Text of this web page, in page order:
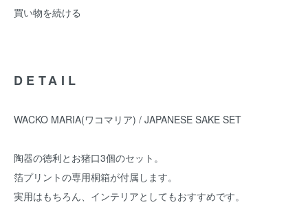
買い物を続ける
DETAIL
WACKO MARIA(ワコマリア) / JAPANESE SAKE SET
陶器の徳利とお猪口3個のセット。
箔プリントの専用桐箱が付属します。
実用はもちろん、インテリアとしてもおすすめです。